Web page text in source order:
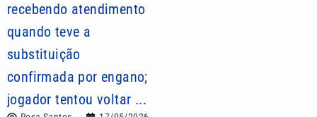
recebendo atendimento
quando teve a
substituição
confirmada por engano;
jogador tentou voltar ...